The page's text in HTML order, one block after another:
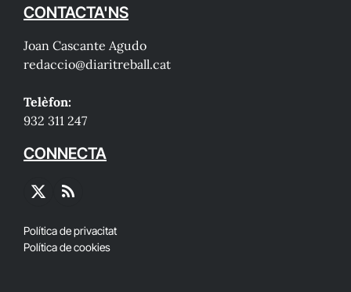
CONTACTA'NS
Joan Cascante Agudo
redaccio@diaritreball.cat
Telèfon:
932 311 247
CONNECTA
X
RSS
Política de privacitat
Política de cookies